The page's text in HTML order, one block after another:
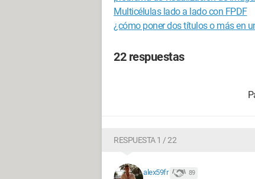
Multicélulas lado a lado con FPDF
¿cómo poner dos títulos o más en
22 respuestas
RESPUESTA 1 / 22
alex59fr 89